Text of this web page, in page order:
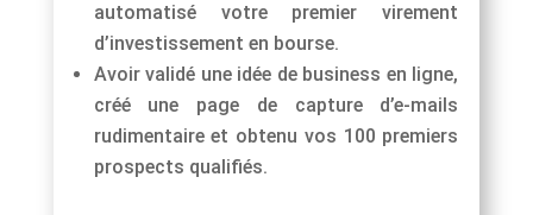
automatisé votre premier virement
d’investissement en bourse.
Avoir validé une idée de business en ligne,
créé une page de capture d’e-mails
rudimentaire et obtenu vos 100 premiers
prospects qualifiés.